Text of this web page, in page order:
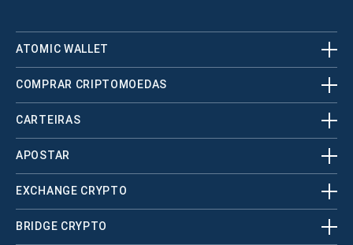
ATOMIC WALLET
COMPRAR CRIPTOMOEDAS
CARTEIRAS
APOSTAR
EXCHANGE CRYPTO
BRIDGE CRYPTO